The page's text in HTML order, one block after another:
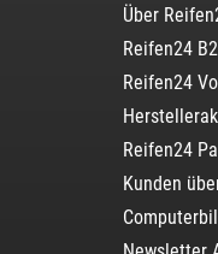
Über
Reifen24
Reifen24
Reifen24
Kunden